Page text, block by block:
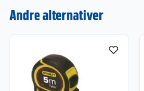
Andre alternativer
Nyheter
Våre butikker
Angre- og returrett
Reklamasjon og garanti